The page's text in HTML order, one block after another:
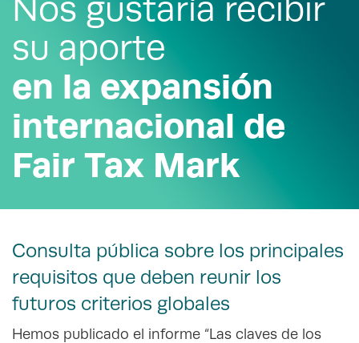
Nos gustaría recibir
su aporte
en la expansión
internacional de
Fair Tax Mark
Consulta pública sobre los principales
requisitos que deben reunir los
futuros criterios globales
Hemos publicado el informe “Las claves de los